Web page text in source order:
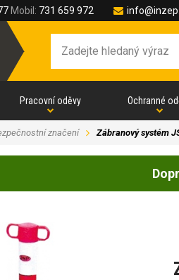
Mobil: 731 659 972
Pracovní oděvy Ochranné
značení Zábranový systém